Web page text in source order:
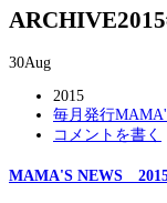
ARCHIVE
30Aug
2015
毎月発行
コメントを書く
MAMA'S NEWS